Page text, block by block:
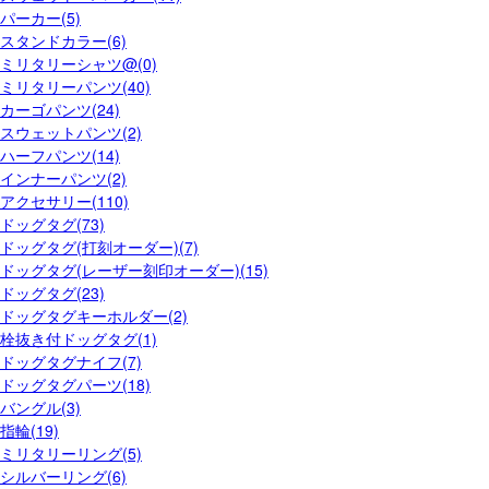
パーカー(5)
スタンドカラー(6)
ミリタリーシャツ@(0)
ミリタリーパンツ(40)
カーゴパンツ(24)
スウェットパンツ(2)
ハーフパンツ(14)
インナーパンツ(2)
アクセサリー(110)
ドッグタグ(73)
ドッグタグ(打刻オーダー)(7)
ドッグタグ(レーザー刻印オーダー)(15)
ドッグタグ(23)
ドッグタグキーホルダー(2)
栓抜き付ドッグタグ(1)
ドッグタグナイフ(7)
ドッグタグパーツ(18)
バングル(3)
指輪(19)
ミリタリーリング(5)
シルバーリング(6)